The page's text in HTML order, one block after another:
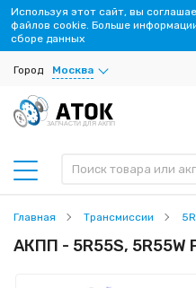
Город Москва
ЗАПЧАСТИ ДЛЯ АКПП
Главная Трансмиссии
АКПП - 5R55S, 5R55W
Используя этот сайт, вы
файлов cookie. Больше
сборе данных